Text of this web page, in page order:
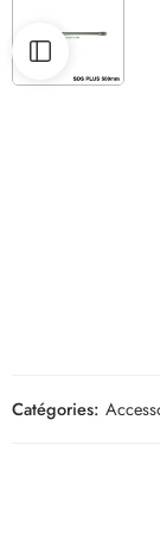
Catégories: